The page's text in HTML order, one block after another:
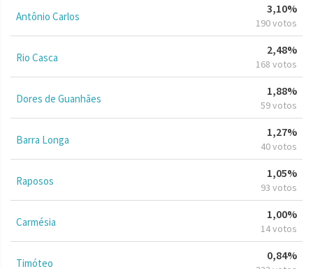
Antônio Carlos
3,10%
190 votos
Rio Casca
2,48%
168 votos
Dores de Guanhães
1,88%
59 votos
Barra Longa
1,27%
40 votos
Raposos
1,05%
93 votos
Carmésia
1,00%
14 votos
Timóteo
0,84%